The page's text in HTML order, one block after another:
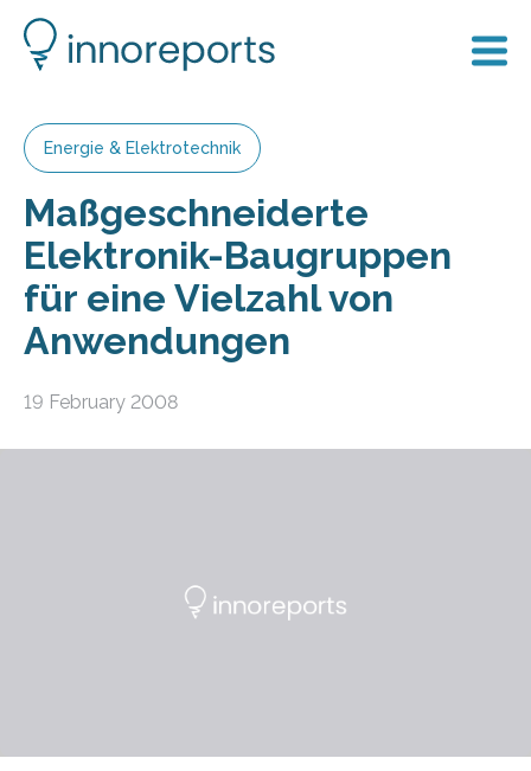
Energie & Elektrotechnik
Maßgeschneiderte
Elektronik-Baugruppen
für eine Vielzahl von
Anwendungen
19 February 2008